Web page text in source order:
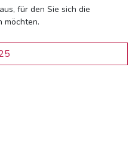
für den Sie sich die
möchten.